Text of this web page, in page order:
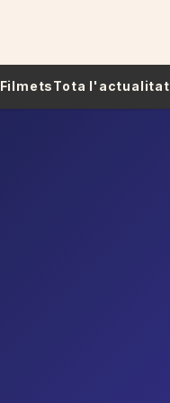
FilmetsTota l'actualitat